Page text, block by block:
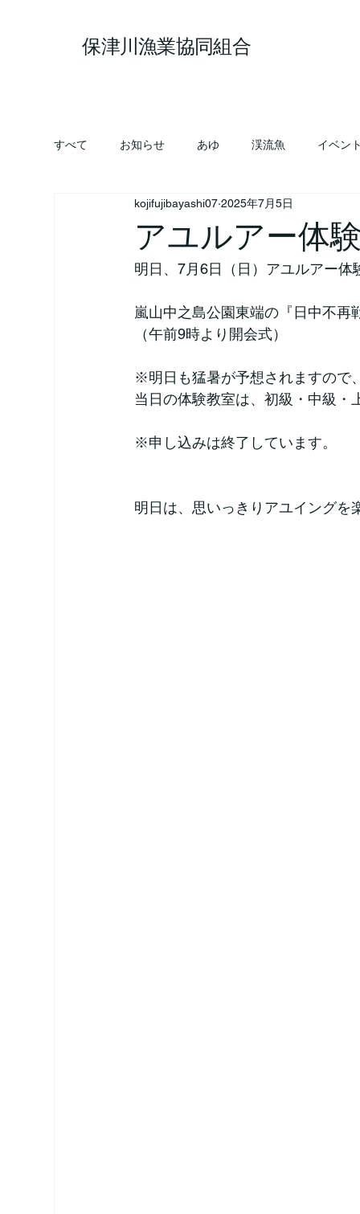
保津川漁業協同組合
すべて お知らせ あゆ 渓流魚 イベン
アユルアー体
kojifujibayashi07 2025年7月5日
明日、7月6日（日）アユルアー体
嵐山中之島公園東端の『日中不
（午前9時より開会式）
※明日も猛暑が予想されますので
当日の体験教室は、初級・中級・
※申し込みは終了しています。
明日は、思いっきりアユイングを